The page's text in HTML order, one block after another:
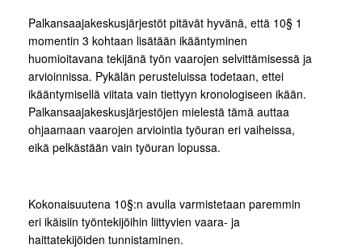
Palkansaajakeskusjärjestöt pitävät hyvänä, että 10§ 1
momentin 3 kohtaan lisätään ikääntyminen
huomioitavana tekijänä työn vaarojen selvittämisessä ja
arvioinnissa. Pykälän perusteluissa todetaan, ettei
ikääntymisellä viitata vain tiettyyn kronologiseen ikään.
Palkansaajakeskusjärjestöjen mielestä tämä auttaa
ohjaamaan vaarojen arviointia työuran eri vaiheissa,
eikä pelkästään vain työuran lopussa.
Kokonaisuutena 10§:n avulla varmistetaan paremmin
eri ikäisiin työntekijöihin liittyvien vaara- ja
haittatekijöiden tunnistaminen.